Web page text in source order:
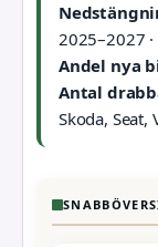
2025–2027 ·
Andel nya
Antal
Skoda, Seat,